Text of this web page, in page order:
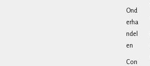
Ond
erha
ndel
en
Con